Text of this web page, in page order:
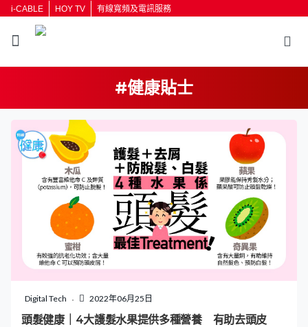
i-CABLE HOY TV 有線寬頻及電訊服務
#健康貼士
Digital Tech 2022年06月25日
頭髮健康｜4大護髮水果提供多種營養 有助去頭皮